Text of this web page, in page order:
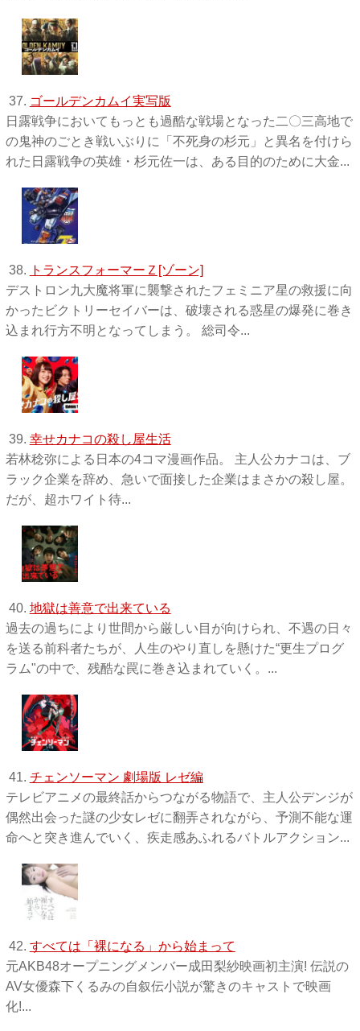
37. ゴールデンカムイ実写版
日露戦争においてもっとも過酷な戦場となった二〇三高地で
の鬼神のごとき戦いぶりに「不死身の杉元」と異名を付けら
れた日露戦争の英雄・杉元佐一は、ある目的のために大金...
38.
トランスフォーマーＺ[ゾーン]
デストロン九大魔将軍に襲撃されたフェミニア星の救援に向
かったビクトリーセイバーは、破壊される惑星の爆発に巻き
込まれ行方不明となってしまう。 総司令...
39. 幸せカナコの殺し屋生活
若林稔弥による日本の4コマ漫画作品。 主人公カナコは、ブ
ラック企業を辞め、急いで面接した企業はまさかの殺し屋。
だが、超ホワイト待...
40. 地獄は善意で出来ている
過去の過ちにより世間から厳しい目が向けられ、不遇の日々
を送る前科者たちが、人生のやり直しを懸けた“更生プログ
ラム"の中で、残酷な罠に巻き込まれていく。...
41. チェンソーマン 劇場版 レゼ編
テレビアニメの最終話からつながる物語で、主人公デンジが
偶然出会った謎の少女レゼに翻弄されながら、予測不能な運
命へと突き進んでいく、疾走感あふれるバトルアクション...
42. すべては「裸になる」から始まって
元AKB48オープニングメンバー成田梨紗映画初主演! 伝説の
AV女優森下くるみの自叙伝小説が驚きのキャストで映画
化!...